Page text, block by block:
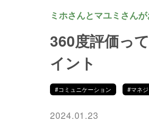
ミホさんとマユミさん
360度評価っ
イント
#コミュニケーション #マネ
2024.01.23